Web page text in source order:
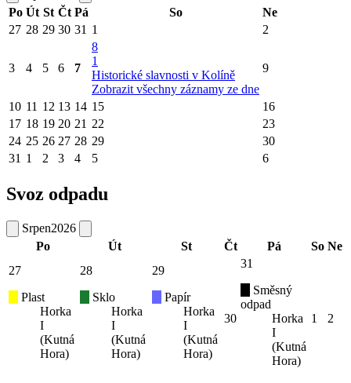
Po Út St Čt Pá So
Ne
27 28 29 30 31 1 2
3 4 5 6 7
8
1
Historické slavnosti v Kolíně
Zobrazit všechny záznamy ze dne
9
10 11 12 13 14 15
16
17 18 19 20 21 22
23
24 25 26 27 28 29
30
31 1 2 3 4 5 6
Svoz odpadu
Srpen2026
Po
Út St Čt Pá So Ne
27
Plast
Horka
I
(Kutná
Hora)
28
Sklo
Horka
I
(Kutná
Hora)
29
Papír
Horka
I
(Kutná
Hora)
30
31
Směsný
odpad
Horka
I
(Kutná
Hora)
1 2